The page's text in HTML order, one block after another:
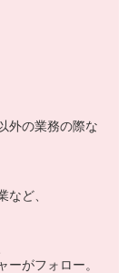
外の業務の際な
ど、
がフォロー。